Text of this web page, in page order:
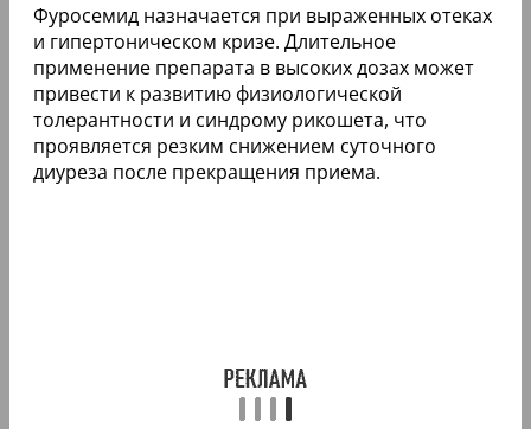
Фуросемид назначается при выраженных отеках
и гипертоническом кризе. Длительное
применение препарата в высоких дозах может
привести к развитию физиологической
толерантности и синдрому рикошета, что
проявляется резким снижением суточного
диуреза после прекращения приема.